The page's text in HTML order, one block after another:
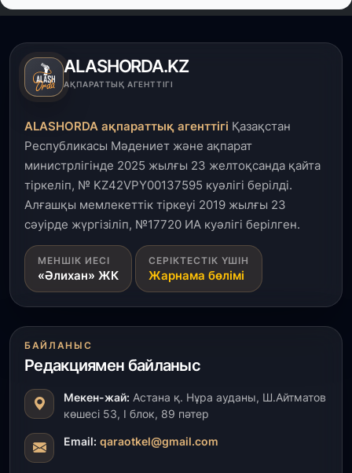
Кинопоиск Қазақстан азаматтарының ең
31 шілде, 2026
Ақмола облысындағы кездесуде кәсіпкерлер мен
31 шілде, 2026
ҚР Президенті Орталық Азия елдеріне
ұзақмерзімді ынтымақтастық жоспарын әзірлеуді
ұсынды
31 шілде, 2026
«Ауыл аманаты»: Түркістанда 30,2 млрд теңгеге
4 223 жоба қаржыландырылды
Президент тапсырмасы орындалды: Шардара
толық ауыз сумен қамтылды
30 шілде, 2026
Түркістанда «Арыс-2» және Темір ауылының
ALASHORDA.KZ
АҚПАРАТТЫҚ АГЕНТТІГІ
ALASHORDA ақпараттық агенттігі Қазақстан
Республикасы Мәдениет және ақпарат
министрлігінде 2025 жылғы 23 желтоқсанда қайта
тіркеліп, № KZ42VPY00137595 куәлігі берілді.
Алғашқы мемлекеттік тіркеуі 2019 жылғы 23
сәуірде жүргізіліп, №17720 ИА куәлігі берілген.
МЕНШІК ИЕСІ
«Әлихан» ЖК
СЕРІКТЕСТІК ҮШІН
Жарнама бөлімі
БАЙЛАНЫС
Редакциямен байланыс
Мекен-жай: Астана қ. Нұра ауданы, Ш.Айтматов
көшесі 53, І блок, 89 пәтер
Email: qaraotkel@gmail.com